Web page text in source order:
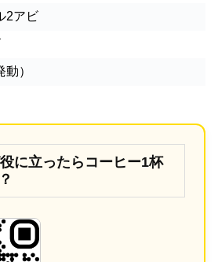
2アビ
）
に立ったらコーヒー1杯